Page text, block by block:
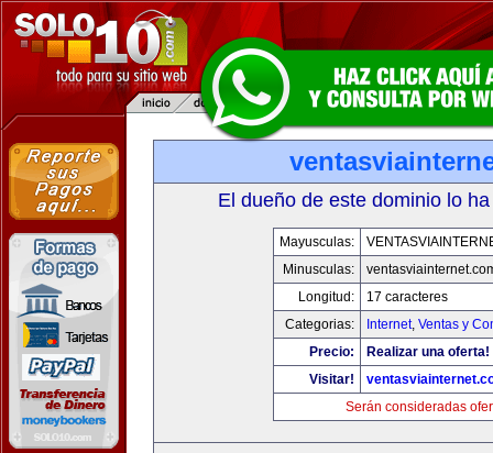
El dueño de este dominio lo
Mayusculas:
Minusculas:
Longitud:
17 caracteres
Categorias:
Internet, Ventas y
Precio:
Realizar una oferta!
Visitar!
Serán consideradas